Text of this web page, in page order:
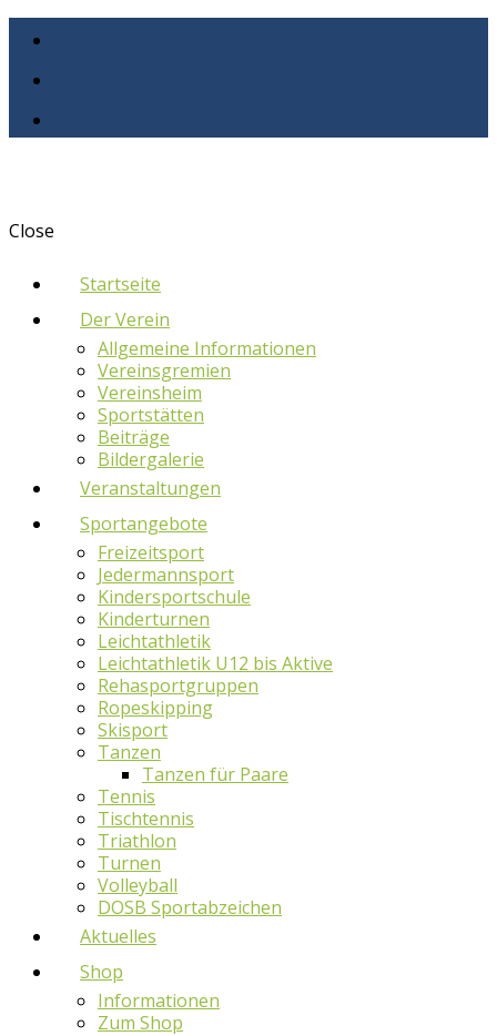
Close
Startseite
Der Verein
Allgemeine Informationen
Vereinsgremien
Vereinsheim
Sportstätten
Beiträge
Bildergalerie
Veranstaltungen
Sportangebote
Freizeitsport
Jedermannsport
Kindersportschule
Kinderturnen
Leichtathletik
Leichtathletik U12 bis Aktive
Rehasportgruppen
Ropeskipping
Skisport
Tanzen
Tanzen für Paare
Tennis
Tischtennis
Triathlon
Turnen
Volleyball
DOSB Sportabzeichen
Aktuelles
Shop
Informationen
Zum Shop